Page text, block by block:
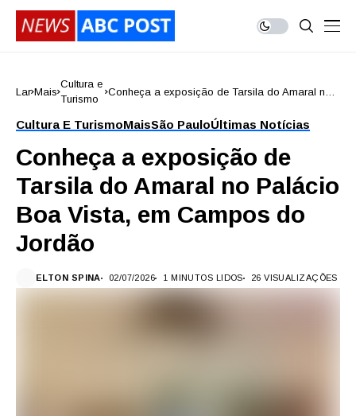
Lar Mais
Cultura e
Turismo
Conheça a exposição de Tarsila do Amaral no
Cultura E TurismoMaisSão PauloÚltimas Notícias
Conheça a exposição de
Tarsila do Amaral no Palácio
Boa Vista, em Campos do
Jordão
ELTON SPINA 02/07/2026 1 MINUTOS LIDOS 26 VISUALIZAÇÕES